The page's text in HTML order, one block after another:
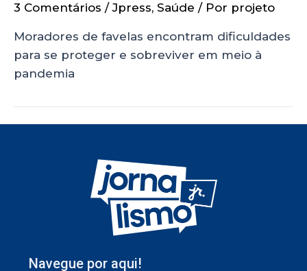
3 Comentários /Jpress, Saúde / Por projeto
Moradores de favelas encontram dificuldades
para se proteger e sobreviver em meio à
pandemia
Navegue por aqui!